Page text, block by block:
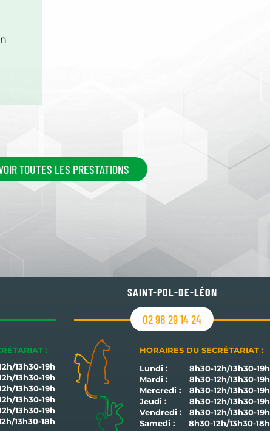
TOUTES LES PRESTATIONS
:
13h30-19h
13h30-19h
13h30-19h
13h30-19h
13h30-19h
13h30-18h
SAINT-POL-DE-LÉON
02 98 29 14 24
HORAIRES DU SECRÉTARIAT :
Lundi :
Mardi :
Mercredi :
Jeudi :
Vendredi :
Samedi :
8h30-12h/13h30-19h
8h30-12h/13h30-19h
8h30-12h/13h30-19h
8h30-12h/13h30-19h
8h30-12h/13h30-19h
8h30-12h/13h30-18h